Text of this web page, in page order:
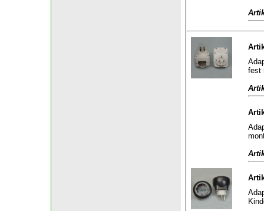
fest